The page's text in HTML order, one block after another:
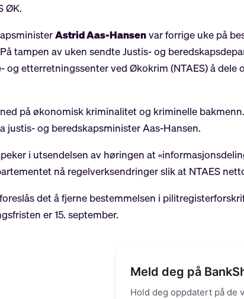
ØK.
Astrid Aas-Hansenvar forrige uke på
tampen av uken sendte Justis- og
og etterretningssenter ved Økokrim (NTAES) å
på økonomisk kriminalitet og kriminelle
justis- og beredskapsminister Aas-Hansen.
i utsendelsen av høringen at
nå regelverksendringer slik at NTAES
det å fjerne bestemmelsen i
er 15. september.
Meld deg på
Hold deg oppdatert på de